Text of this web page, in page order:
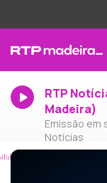
RTP
Madeira)
Emissão em
Notícias